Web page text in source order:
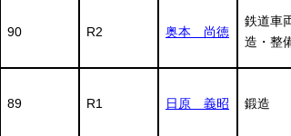
90 R2 奥本 尚徳
鉄道車
造・整備
89 R1 日原 義昭 鍛造